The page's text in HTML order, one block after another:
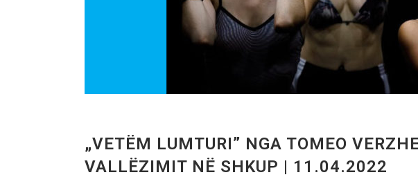
„VETËM LUMTURI” NGA TOMEO
VALLËZIMIT NË SHKUP | 11.04.2022